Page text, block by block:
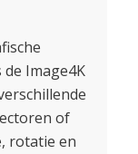
Image4K
of
rotatie en